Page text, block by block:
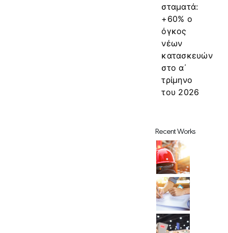
σταματά:
+60% ο
όγκος
νέων
κατασκευών
στο α΄
τρίμηνο
του 2026
Recent Works